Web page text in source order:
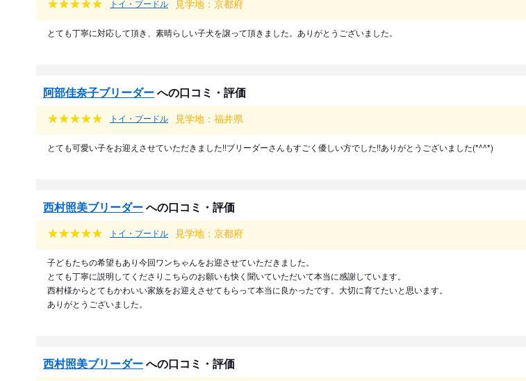
トイ・プードル 見学地：京都府
とても丁寧に対応して頂き、素晴らしい子犬を譲って頂きました。ありがとうございました。
阿部佳奈子ブリーダーへの口コミ・評価
トイ・プードル 見学地：福井県
とても可愛い子をお迎えさせていただきました!!ブリーダーさんもすごく優しい方でした!!ありがとうございました(*^^*)
西村照美ブリーダーへの口コミ・評価
トイ・プードル 見学地：京都府
子どもたちの希望もあり今回ワンちゃんをお迎させていただきました。
とても丁寧に説明してくださりこちらのお願いも快く聞いていただいて本当に感謝しています。
西村様からとてもかわいい家族をお迎えさせてもらって本当に良かったです。大切に育てたいと思います。
ありがとうございました。
西村照美ブリーダーへの口コミ・評価